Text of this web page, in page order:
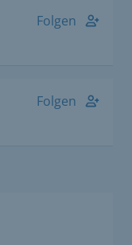
Folgen
Folgen